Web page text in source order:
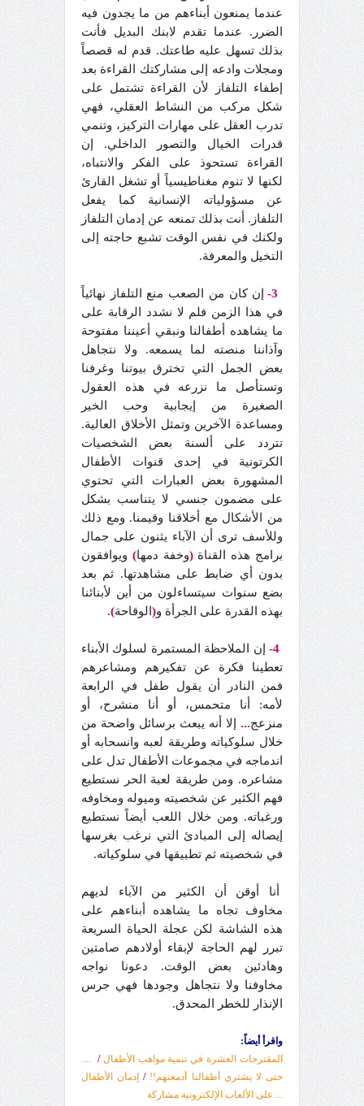
عندما يمنعون أبناءهم من ما يجدون فيه
الضرر. عندما تقدم لابنك البديل فأنت
بذلك تسهل عليه طاعتك. قدم له قصصاً
ومجلات وادعه إلى مشاركتك القراءة بعد
إطفاء التلفاز لأن القراءة تشتمل على
شكل مركب من النشاط العقلي، فهي
تدرب العقل على مهارات التركيز، وتنمي
قدرات الخيال والتصور الداخلي. إن
القراءة تستحوذ على الفكر والانتباه،
لكنها لا تنوم مغناطيسياً أو تشغل القارئ
عن مسؤولياته الإنسانية كما يفعل
التلفاز. أنت بذلك تمنعه عن إدمان التلفاز
ولكنك في نفس الوقت تشبع حاجته إلى
التخيل والمعرفة.
3- إن كان من الصعب منع التلفاز نهائياً
في هذا الزمن فلم لا نشدد الرقابة على
ما يشاهده أطفالنا ونبقي أعيننا مفتوحة
وآذاننا منصته لما يسمعه. ولا نتجاهل
بعض الجمل التي تخترق بيوتنا وغرفنا
وتستأصل ما نزرعه في هذه العقول
الصغيرة من إيجابية وحب الخير
ومساعدة الآخرين وتمثل الأخلاق العالية.
تتردد على ألسنة بعض الشخصيات
الكرتونية في إحدى قنوات الأطفال
المشهورة بعض العبارات التي تحتوي
على مضمون جنسي لا يتناسب بشكل
من الأشكال مع أخلاقنا وقيمنا. ومع ذلك
وللأسف ترى أن الآباء يثنون على جمال
برامج هذه القناة(وخفة دمها) ويوافقون
بدون أي ضابط على مشاهدتها. ثم بعد
بضع سنوات سيتساءلون من أين لأبنائنا
بهذه القدرة على الجرأة و( الوقاحة)
.
4-
إن الملاحظة المستمرة لسلوك الأبناء
تعطينا فكرة عن تفكيرهم ومشاعرهم
فمن النادر أن يقول طفل في الرابعة
لأمه: أنا متحمس، أو أنا منشرح، أو
منزعج... إلا أنه يبعث برسائل واضحة من
خلال سلوكياته وطريقة لعبه وانسحابه أو
اندماجه في مجموعات الأطفال تدل على
مشاعره. ومن طريقة لعبة الحر نستطيع
فهم الكثير عن شخصيته وميوله ومخاوفه
ورغباته. ومن خلال اللعب أيضاً نستطيع
إيصاله إلى المبادئ التي نرغب بغرسها
في شخصيته ثم تطبيقها في سلوكياته.
أنا أوقن أن الكثير من الآباء لديهم
مخاوف تجاه ما يشاهده أبناءهم على
هذه الشاشة لكن عجلة الحياة السريعة
تبرر لهم الحاجة لإبقاء أولادهم صامتين
وهادئين بعض الوقت. دعونا نواجه
مخاوفنا ولا نتجاهل وجودها فهي جرس
الإنذار للخطر المحدق.
واقرأ أيضاً:
المقترحات العشرة في تنمية مواهب الأطفال /
....
حتى لا يشتري أطفالنا أدمغتهم!! / إدمان الأطفال
....على الألعاب الإلكترونية مشاركة